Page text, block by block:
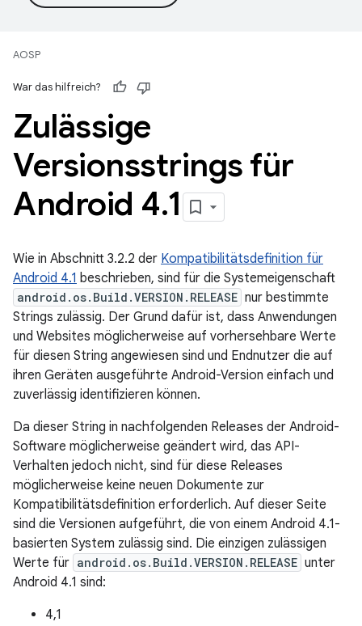
AOSP
War das hilfreich?
Zulässige
Versionsstrings für
Android 4.1
Wie in Abschnitt 3.2.2 der Kompatibilitätsdefinition für
Android 4.1 beschrieben, sind für die Systemeigenschaft
android.os.Build.VERSION.RELEASE nur bestimmte
Strings zulässig. Der Grund dafür ist, dass Anwendungen
und Websites möglicherweise auf vorhersehbare Werte
für diesen String angewiesen sind und Endnutzer die auf
ihren Geräten ausgeführte Android-Version einfach und
zuverlässig identifizieren können.
Da dieser String in nachfolgenden Releases der Android-
Software möglicherweise geändert wird, das API-
Verhalten jedoch nicht, sind für diese Releases
möglicherweise keine neuen Dokumente zur
Kompatibilitätsdefinition erforderlich. Auf dieser Seite
sind die Versionen aufgeführt, die von einem Android 4.1-
basierten System zulässig sind. Die einzigen zulässigen
Werte für android.os.Build.VERSION.RELEASE unter
Android 4.1 sind:
4,1